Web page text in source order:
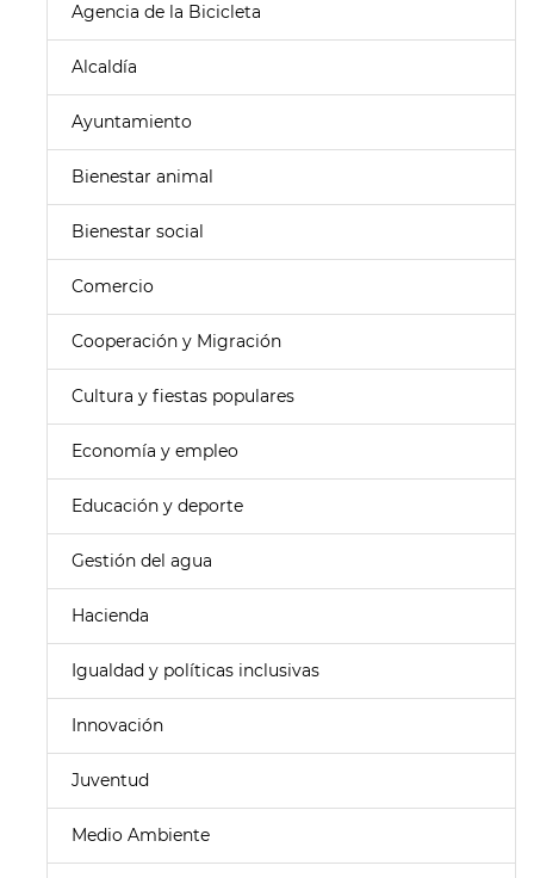
Agencia de la Bicicleta
Alcaldía
Ayuntamiento
Bienestar animal
Bienestar social
Comercio
Cooperación y Migración
Cultura y fiestas populares
Economía y empleo
Educación y deporte
Gestión del agua
Hacienda
Igualdad y políticas inclusivas
Innovación
Juventud
Medio Ambiente